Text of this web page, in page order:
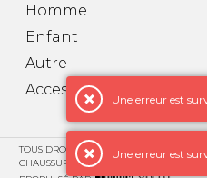
Homme
Enfant
Autre
Accessoires
TOUS DROITS RÉSERVÉS © COPYRIGHT
CHAUSSURES POUR HOMMES, FEMMES,
Une erreur est
Une erreur est